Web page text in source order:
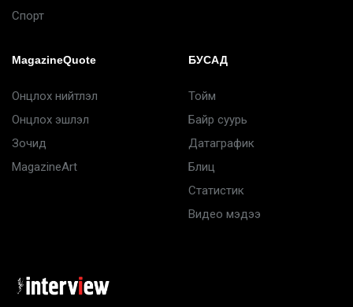
Спорт
MagazineQuote
Онцлох нийтлэл
Онцлох эшлэл
Зочид
MagazineArt
БУСАД
Тойм
Байр суурь
Датаграфик
Блиц
Статистик
Видео мэдээ